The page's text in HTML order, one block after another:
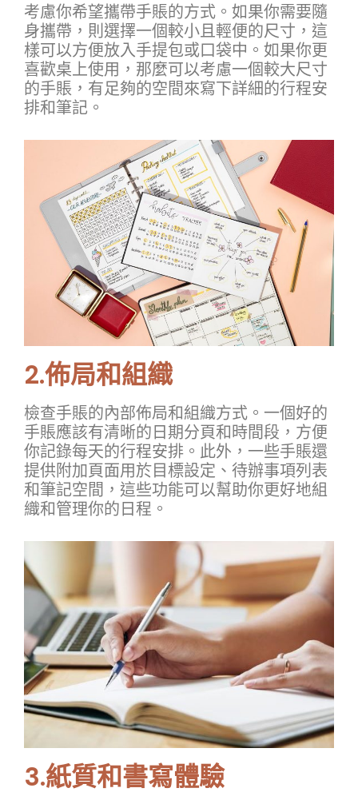
考慮你希望攜帶手賬的方式。如果你需要隨
身攜帶，則選擇一個較小且輕便的尺寸，這
樣可以方便放入手提包或口袋中。如果你更
喜歡桌上使用，那麼可以考慮一個較大尺寸
的手賬，有足夠的空間來寫下詳細的行程安
排和筆記。
2.佈局和組織
檢查手賬的內部佈局和組織方式。一個好的
手賬應該有清晰的日期分頁和時間段，方便
你記錄每天的行程安排。此外，一些手賬還
提供附加頁面用於目標設定、待辦事項列表
和筆記空間，這些功能可以幫助你更好地組
織和管理你的日程。
3.紙質和書寫體驗